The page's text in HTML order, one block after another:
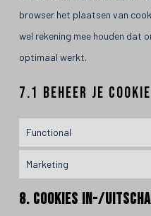
browser het plaatsen van
wel rekening mee houden dat
optimaal werkt.
7.1 Beheer je
Functional
Marketing
8. Cookies in-/